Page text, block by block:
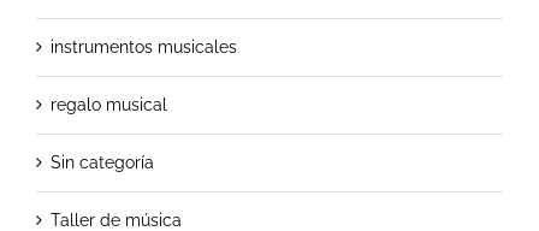
instrumentos musicales
regalo musical
Sin categoría
Taller de música